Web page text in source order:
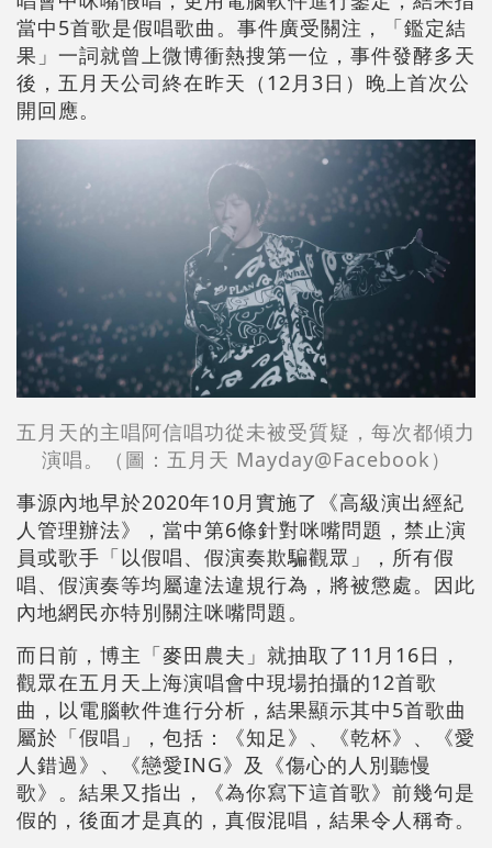
當中5首歌是假唱歌曲。事件廣受關注，「鑑定結
果」一詞就曾上微博衝熱搜第一位，事件發酵多天
後，五月天公司終在昨天（12月3日）晚上首次公
開回應。
五月天的主唱阿信唱功從未被受質疑，每次都傾力
演唱。（圖：五月天 Mayday@Facebook）
事源內地早於2020年10月實施了《高級演出經紀
人管理辦法》，當中第6條針對咪嘴問題，禁止演
員或歌手「以假唱、假演奏欺騙觀眾」，所有假
唱、假演奏等均屬違法違規行為，將被懲處。因此
內地網民亦特別關注咪嘴問題。
而日前，博主「麥田農夫」就抽取了11月16日，
觀眾在五月天上海演唱會中現場拍攝的12首歌
曲，以電腦軟件進行分析，結果顯示其中5首歌曲
屬於「假唱」，包括：《知足》、《乾杯》、《愛
人錯過》、《戀愛ING》及《傷心的人別聽慢
歌》。結果又指出，《為你寫下這首歌》前幾句是
假的，後面才是真的，真假混唱，結果令人稱奇。